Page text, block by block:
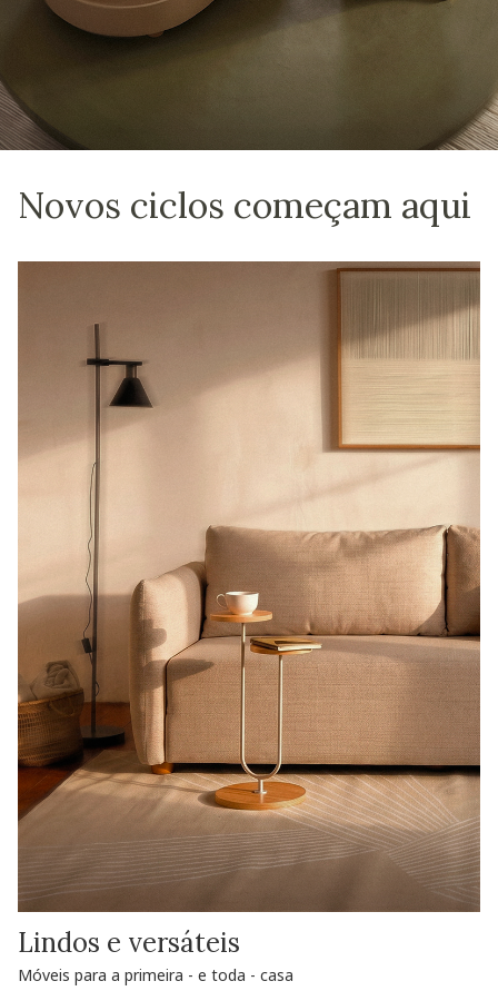
Novos ciclos começam aqui
Lindos e versáteis
Móveis para a primeira - e toda - casa